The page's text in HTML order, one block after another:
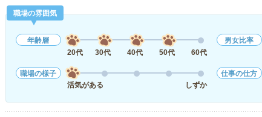
職場の雰囲気
年齢層
20代
30代 40代 50代 60代
男女比率
職場の様子
活気がある
しずか
仕事の仕方